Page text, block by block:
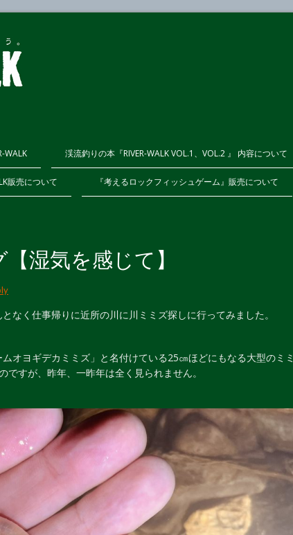
WALK 渓流釣りの本『RIVER-WALK VOL.1、VOL.2 』 内容について
販売について 『考えるロックフィッシュゲーム』販売について
湿気を感じて】
なく仕事帰りに近所の川に川ミミズ探しに行ってみました。
オヨギデカミミズ」と名付けている25㎝ほどにもなる大型のミミ
すが、昨年、一昨年は全く見られません。